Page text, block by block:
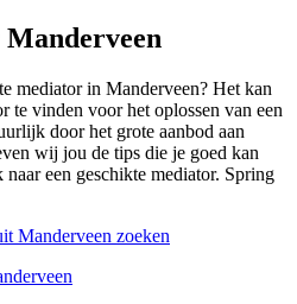
mediator in Manderveen? Het kan
te vinden voor het oplossen van een
door het grote aanbod aan
wij jou de tips die je goed kan
een geschikte mediator. Spring
Manderveen zoeken